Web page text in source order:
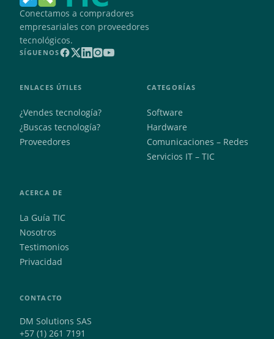
Conectamos a compradores
empresariales con proveedores
tecnológicos.
SÍGUENOS
ENLACES ÚTILES
¿Vendes tecnología?
¿Buscas tecnología?
Proveedores
CATEGORÍAS
Software
Hardware
Comunicaciones – Redes
Servicios IT – TIC
ACERCA DE
La Guía TIC
Nosotros
Testimonios
Privacidad
CONTACTO
DM Solutions SAS
+57 (1) 261 7191